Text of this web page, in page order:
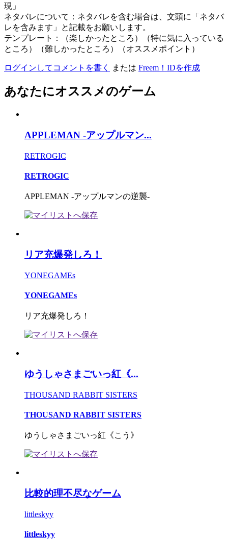
現」
ネタバレについて：ネタバレを含む場合は、文頭に「ネタバ
レを含みます」と記載をお願いします。
テンプレート：（楽しかったところ）（特に気に入っている
ところ）（難しかったところ）（オススメポイント）
ログインしてコメントを書く または Freem！IDを作成
あなたにオススメのゲーム
APPLEMAN -アップルマン...
RETROGIC
RETROGIC
APPLEMAN -アップルマンの逆襲-
リア充爆発しろ！
YONEGAMEs
YONEGAMEs
リア充爆発しろ！
ゆうしゃさまごいっ紅《...
THOUSAND RABBIT SISTERS
THOUSAND RABBIT SISTERS
ゆうしゃさまごいっ紅《こう》
比較的理不尽なゲーム
littleskyy
littleskyy